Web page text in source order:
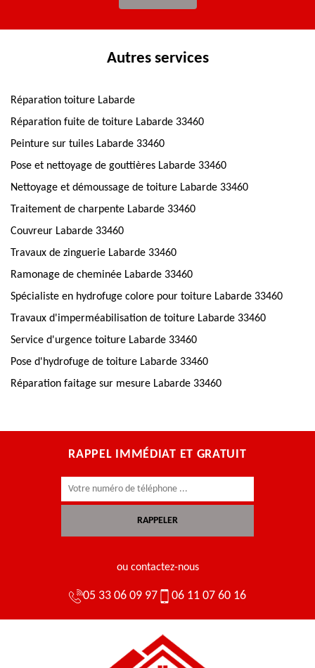
Autres services
Réparation toiture Labarde
Réparation fuite de toiture Labarde 33460
Peinture sur tuiles Labarde 33460
Pose et nettoyage de gouttières Labarde 33460
Nettoyage et démoussage de toiture Labarde 33460
Traitement de charpente Labarde 33460
Couvreur Labarde 33460
Travaux de zinguerie Labarde 33460
Ramonage de cheminée Labarde 33460
Spécialiste en hydrofuge colore pour toiture Labarde 33460
Travaux d'imperméabilisation de toiture Labarde 33460
Service d'urgence toiture Labarde 33460
Pose d'hydrofuge de toiture Labarde 33460
Réparation faitage sur mesure Labarde 33460
RAPPEL IMMÉDIAT ET GRATUIT
ou contactez-nous
05 33 06 09 97 06 11 07 60 16